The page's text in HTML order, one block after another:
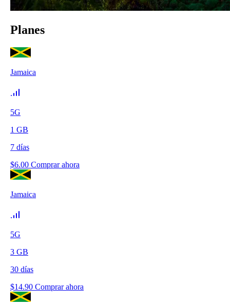
Planes
Jamaica
5G
1 GB
7 días
$6.00 Comprar ahora
Jamaica
5G
3 GB
30 días
$14.90 Comprar ahora